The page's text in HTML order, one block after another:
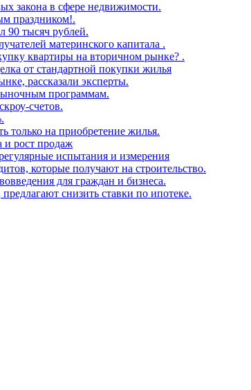
закона в сфере недвижимости.
праздником!.
90 тысяч рублей.
материнского капитала .
квартиры на вторичном рынке? .
от стандартной покупки жилья
рассказали эксперты.
программам.
счетов.
только на приобретение жилья.
и рост продаж
испытания и измерения
которые получают на строительство.
для граждан и бизнеса.
снизить ставки по ипотеке.